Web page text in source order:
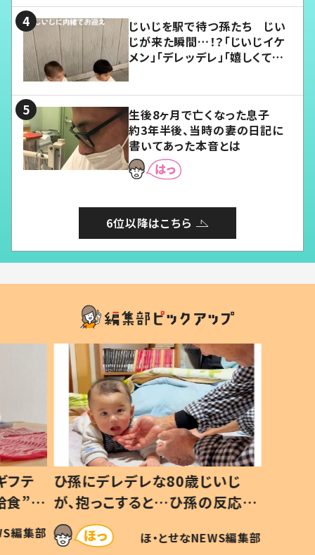
じいじを駅で待つ孫たち じい
じが来た瞬間…！？「じいじイケ
メン」「デレッデレ」「嬉しくて可
生後8ヶ月で亡くなった息子
約3年半後、当時の妻の日記に
書いてあった本音とは
6位以降はこちら
フテ
食”を
親
編集部
ひ孫にデレデレな80歳じいじ
が、抱っこすると…ひ孫の反応に
「涙が出ました」「可愛くて仕方な
い」
ほ・とせなNEWS編集部